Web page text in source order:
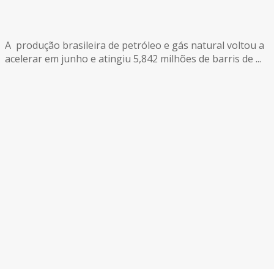
A produção brasileira de petróleo e gás natural voltou a
acelerar em junho e atingiu 5,842 milhões de barris de ...